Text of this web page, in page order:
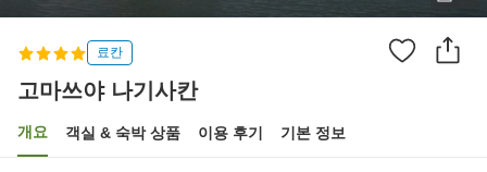
료칸
고마쓰야 나기사칸
개요 객실 & 숙박 상품 이용 후기 기본 정보